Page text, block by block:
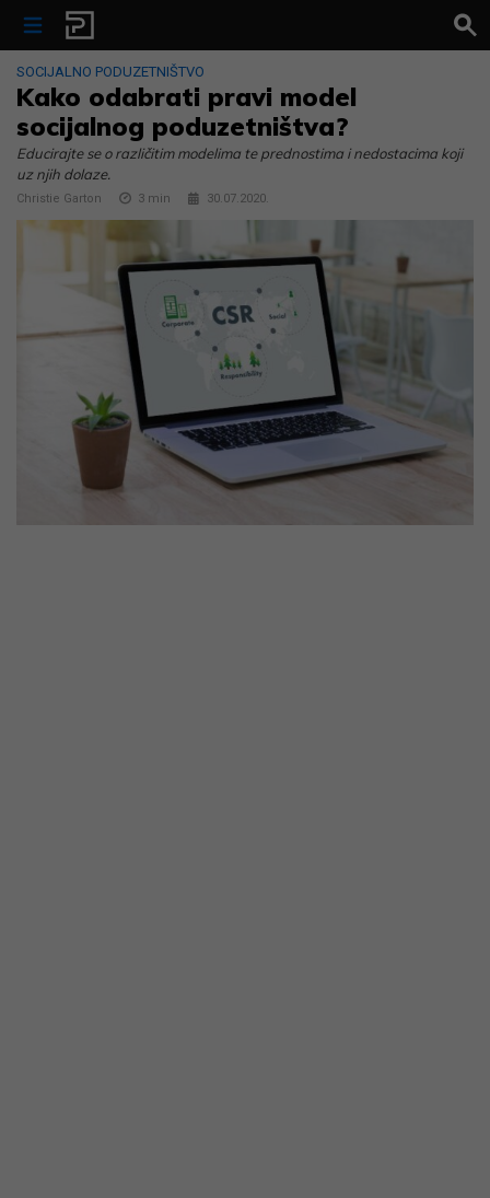
Skip to content
SOCIJALNO PODUZETNIŠTVO
Kako odabrati pravi model
socijalnog poduzetništva?
Educirajte se o različitim modelima te prednostima i nedostacima koji
uz njih dolaze.
Christie Garton 3 min 30.07.2020.